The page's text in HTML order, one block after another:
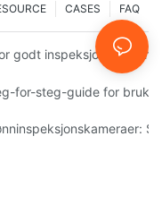
FAQ
CASES
verktøy for profesjonelle
godt
Viktige
for-steg-guide for bruk
med